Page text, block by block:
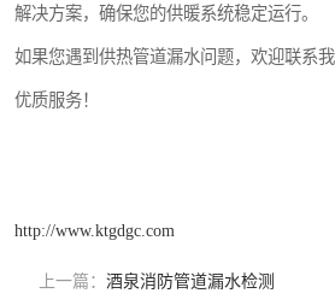
解决方案，确保您的供暖系统稳定运行。
如果您遇到供热管道漏水问题，欢迎联系
优质服务！
http://www.ktgdgc.com
上一篇： 酒泉消防管道漏水检测